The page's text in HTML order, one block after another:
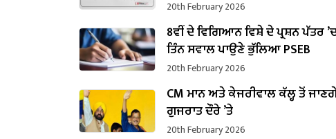
20th February 2026
8ਵੀਂ ਦੇ ਵਿਗਿਆਨ ਵਿਸ਼ੇ ਦੇ ਪ੍ਰਸ਼ਨ ਪੱਤਰ
ਤਿੰਨ ਸਵਾਲ ਪਾਉਣੇ ਭੁੱਲਿਆ PSEB
20th February 2026
CM ਮਾਨ ਅਤੇ ਕੇਜਰੀਵਾਲ ਕੱਲ੍ਹ ਤੋਂ
ਗੁਜਰਾਤ ਦੌਰੇ ’ਤੇ
20th February 2026